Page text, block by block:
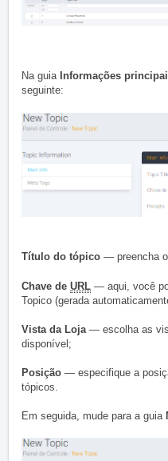
Na guia Informações
seguinte:
Título do tópico — preencha
Chave de URL — aqui, você
Topico (gerada
Vista da Loja — escolha as
disponível;
Posição — especifique a
tópicos.
Em seguida, mude para a guia